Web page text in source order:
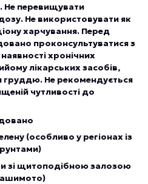
Не перевищувати
Не використовувати як
харчування. Перед
проконсультуватися з
хронічних
лікарських засобів,
груддю. Не рекомендується
чутливості до
(особливо у регіонах із
зі щитоподібною залозою